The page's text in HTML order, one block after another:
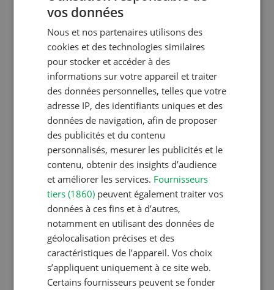
Noms de vaches en Suisse :
liste de A à Z
Production animale
L’aide du vétérinaire: «Que
faire en cas de diarrhée
chez les chèvres ? »
Production végétale
Couverts végétaux:
objectifs clairs, bénéfices
durables
Production animale
vos données
Nous et nos partenaires utilisons des
cookies et des technologies similaires
pour stocker et accéder à des
informations sur votre appareil et traiter
des données personnelles, telles que votre
adresse IP, des identifiants uniques et des
données de navigation, afin de proposer
des publicités et du contenu
personnalisés, mesurer les publicités et le
contenu, obtenir des insights d’audience
et améliorer les services. Fournisseurs
tiers (1860) peuvent également traiter vos
données à ces fins et à d’autres,
notamment en utilisant des données de
géolocalisation précises et des
caractéristiques de l’appareil. Vos choix
s’appliquent uniquement à ce site web.
Certains fournisseurs peuvent se fonder